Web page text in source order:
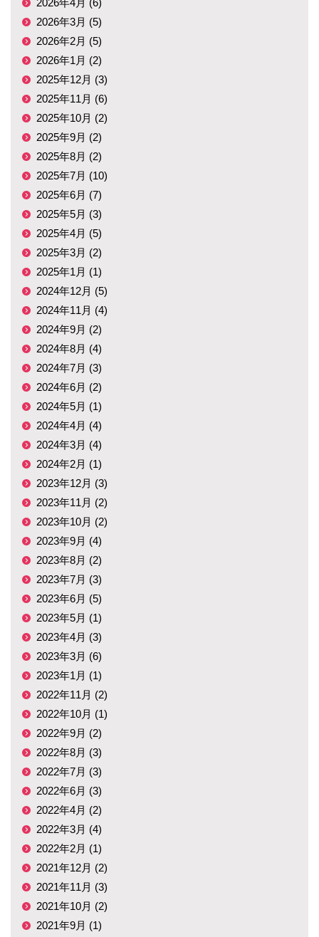
2026年4月 (6)
2026年3月 (5)
2026年2月 (5)
2026年1月 (2)
2025年12月 (3)
2025年11月 (6)
2025年10月 (2)
2025年9月 (2)
2025年8月 (2)
2025年7月 (10)
2025年6月 (7)
2025年5月 (3)
2025年4月 (5)
2025年3月 (2)
2025年1月 (1)
2024年12月 (5)
2024年11月 (4)
2024年9月 (2)
2024年8月 (4)
2024年7月 (3)
2024年6月 (2)
2024年5月 (1)
2024年4月 (4)
2024年3月 (4)
2024年2月 (1)
2023年12月 (3)
2023年11月 (2)
2023年10月 (2)
2023年9月 (4)
2023年8月 (2)
2023年7月 (3)
2023年6月 (5)
2023年5月 (1)
2023年4月 (3)
2023年3月 (6)
2023年1月 (1)
2022年11月 (2)
2022年10月 (1)
2022年9月 (2)
2022年8月 (3)
2022年7月 (3)
2022年6月 (3)
2022年4月 (2)
2022年3月 (4)
2022年2月 (1)
2021年12月 (2)
2021年11月 (3)
2021年10月 (2)
2021年9月 (1)